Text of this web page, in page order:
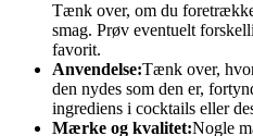
Tænk over, om du
smag. Prøv eventuelt
favorit.
Anvendelse:Tænk over,
den nydes som den er,
ingrediens i cocktails eller
Mærke og kvalitet:Nogle